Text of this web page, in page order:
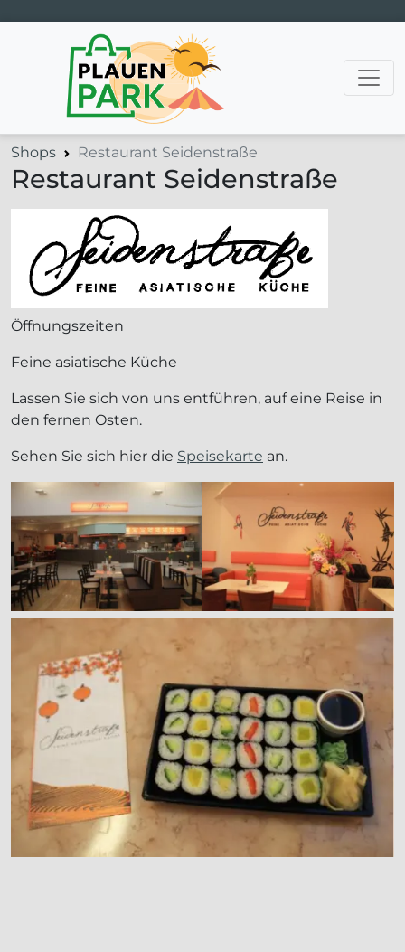
Hauptnavigation
Shops Restaurant Seidenstraße
Restaurant Seidenstraße
Öffnungszeiten
Feine asiatische Küche
Lassen Sie sich von uns entführen, auf eine Reise in
den fernen Osten.
Sehen Sie sich hier die Speisekarte an.